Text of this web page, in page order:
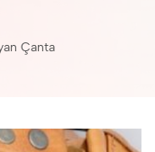
Çanta